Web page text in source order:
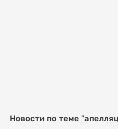
Новости по теме